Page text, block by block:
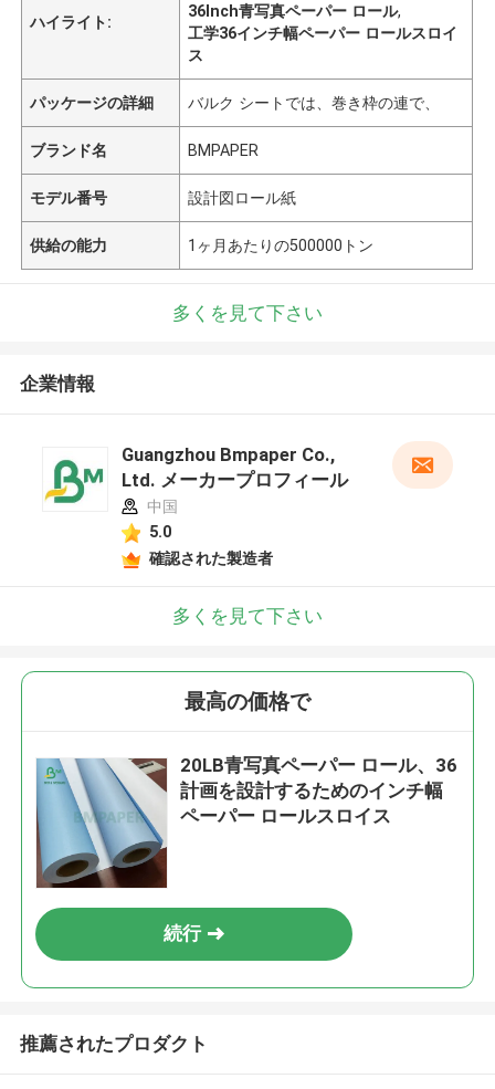
ハイライト:
36Inch青写真ペーパー ロール,
工学36インチ幅ペーパー ロールスロイ
ス
パッケージの詳細 バルク シートでは、巻き枠の連で、
ブランド名 BMPAPER
モデル番号 設計図ロール紙
供給の能力 1ヶ月あたりの500000トン
多くを見て下さい
企業情報
Guangzhou Bmpaper Co.,
Ltd. メーカープロフィール
中国
5.0
確認された製造者
多くを見て下さい
最高の価格で
20LB青写真ペーパー ロール、36
計画を設計するためのインチ幅
ペーパー ロールスロイス
続行
推薦されたプロダクト